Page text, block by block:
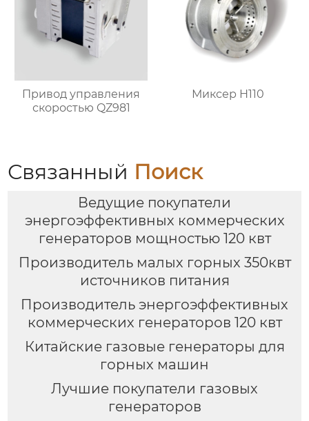
Привод управления
скоростью QZ981
Миксер H110
Связанный Поиск
Ведущие покупатели
энергоэффективных коммерческих
генераторов мощностью 120 квт
Производитель малых горных 350квт
источников питания
Производитель энергоэффективных
коммерческих генераторов 120 квт
Китайские газовые генераторы для
горных машин
Лучшие покупатели газовых
генераторов